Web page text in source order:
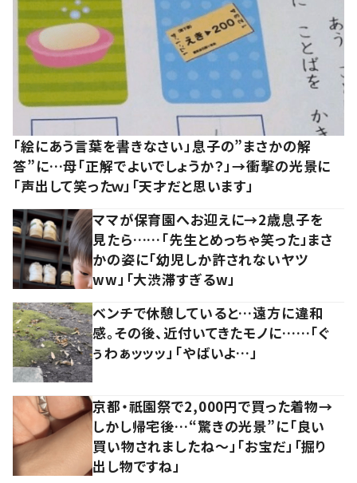
「絵にあう言葉を書きなさい」息子の”まさかの解
答”に…母「正解でよいでしょうか？」→衝撃の光景に
「声出して笑ったｗ」「天才だと思います」
ママが保育園へお迎えに→2歳息子を
見たら……「先生とめっちゃ笑った」まさ
かの姿に「幼児しか許されないヤツ
ww」「大渋滞すぎるw」
ベンチで休憩していると…遠方に違和
感。その後、近付いてきたモノに……「ぐ
ぅわぁッッッ」「やばいよ…」
京都・祇園祭で2,000円で買った着物→
しかし帰宅後…“驚きの光景”に「良い
買い物されましたね～」「お宝だ」「掘り
出し物ですね」